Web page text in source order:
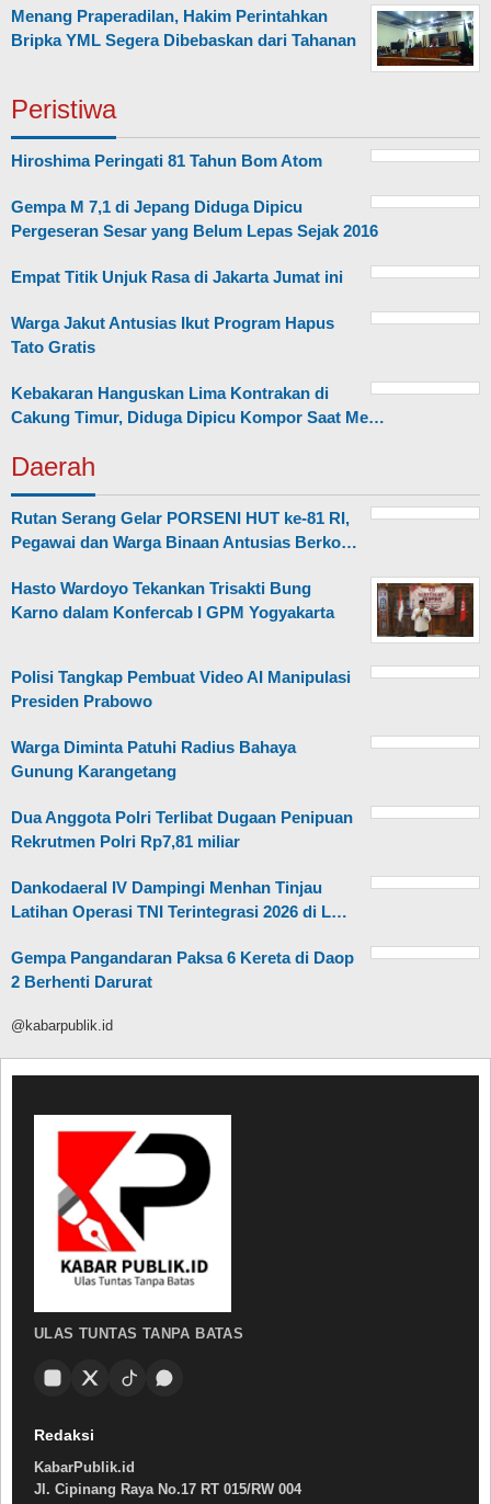
Menang Praperadilan, Hakim Perintahkan
Bripka YML Segera Dibebaskan dari Tahanan
Peristiwa
Hiroshima Peringati 81 Tahun Bom Atom
Gempa M 7,1 di Jepang Diduga Dipicu
Pergeseran Sesar yang Belum Lepas Sejak 2016
Empat Titik Unjuk Rasa di Jakarta Jumat ini
Warga Jakut Antusias Ikut Program Hapus
Tato Gratis
Kebakaran Hanguskan Lima Kontrakan di
Cakung Timur, Diduga Dipicu Kompor Saat Me…
Daerah
Rutan Serang Gelar PORSENI HUT ke-81 RI,
Pegawai dan Warga Binaan Antusias Berko…
Hasto Wardoyo Tekankan Trisakti Bung
Karno dalam Konfercab I GPM Yogyakarta
Polisi Tangkap Pembuat Video AI Manipulasi
Presiden Prabowo
Warga Diminta Patuhi Radius Bahaya
Gunung Karangetang
Dua Anggota Polri Terlibat Dugaan Penipuan
Rekrutmen Polri Rp7,81 miliar
Dankodaeral IV Dampingi Menhan Tinjau
Latihan Operasi TNI Terintegrasi 2026 di L…
Gempa Pangandaran Paksa 6 Kereta di Daop
2 Berhenti Darurat
@kabarpublik.id
ULAS TUNTAS TANPA BATAS
Redaksi
KabarPublik.id
Jl. Cipinang Raya No.17 RT 015/RW 004